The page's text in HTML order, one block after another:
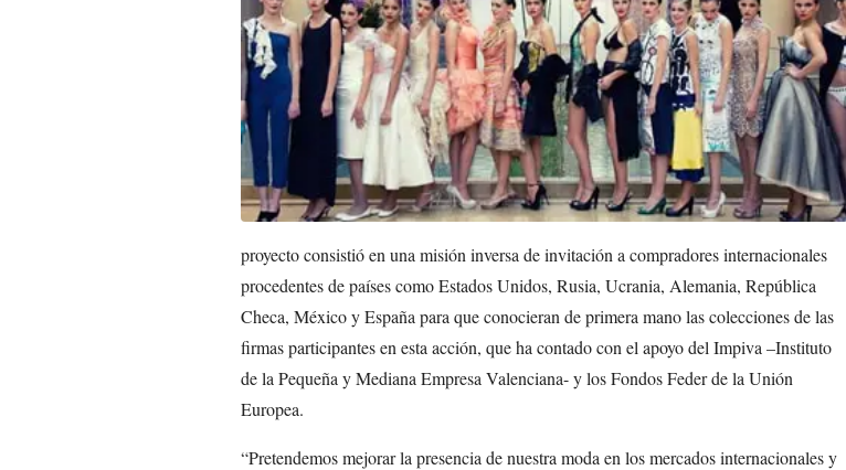
proyecto consistió en una misión inversa de invitación a compradores internacionales
procedentes de países como Estados Unidos, Rusia, Ucrania, Alemania, República
Checa, México y España para que conocieran de primera mano las colecciones de las
firmas participantes en esta acción, que ha contado con el apoyo del Impiva –Instituto
de la Pequeña y Mediana Empresa Valenciana- y los Fondos Feder de la Unión
Europea.
“Pretendemos mejorar la presencia de nuestra moda en los mercados internacionales y